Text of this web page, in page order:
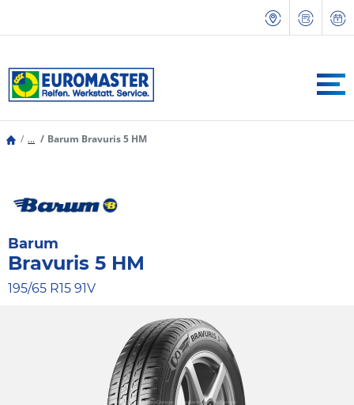
... Barum Bravuris 5 HM
Barum
Bravuris 5 HM
195/65 R15 91V